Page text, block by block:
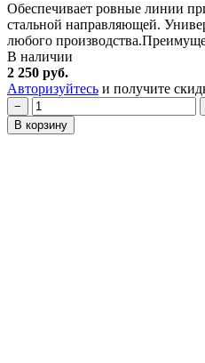
Обеспечивает ровные линии
стальной направляющей.
любого
В наличии
2 250 руб.
Авторизуйтесь и получите
−
В корзину